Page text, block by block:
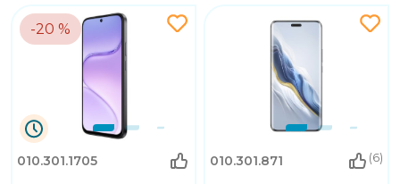
-20 %
010.301.1705
0
Dnevi 010.301.871 (6)